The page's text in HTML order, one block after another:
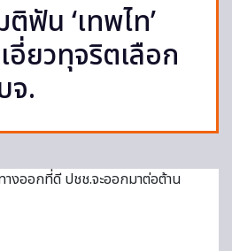
ฟัน ‘เทพไท’
ยวทุจริตเลือก
จ.